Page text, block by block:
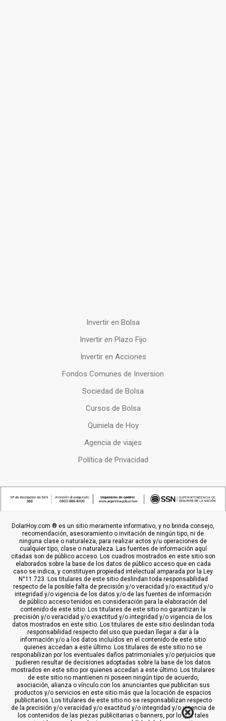
Invertir en Bolsa
Invertir en Plazo Fijo
Invertir en Acciones
Fondos Comunes de Inversion
Sociedad de Bolsa
Cursos de Bolsa
Quiniela de Hoy
Agencia de viajes
Política de Privacidad
DolarHoy.com ® es un sitio meramente informativo, y no brinda consejo,
recomendación, asesoramiento o invitación de ningún tipo, ni de
ninguna clase o naturaleza, para realizar actos y/u operaciones de
cualquier tipo, clase o naturaleza. Las fuentes de información aquí
citadas son de público acceso. Los cuadros mostrados en este sitio son
elaborados sobre la base de los datos de público acceso que en cada
caso se indica, y constituyen propiedad intelectual amparada por la Ley
N°11.723. Los titulares de este sitio deslindan toda responsabilidad
respecto de la posible falta de precisión y/o veracidad y/o exactitud y/o
integridad y/o vigencia de los datos y/o de las fuentes de información
de público acceso tenidos en consideración para la elaboración del
contenido de este sitio. Los titulares de este sitio no garantizan la
precisión y/o veracidad y/o exactitud y/o integridad y/o vigencia de los
datos mostrados en este sitio. Los titulares de este sitio deslindan toda
responsabilidad respecto del uso que puedan llegar a dar a la
información y/o a los datos incluídos en el contenido de este sitio
quienes accedan a este último. Los titulares de este sitio no se
responabilizan por los eventuales daños patrimoniales y/o perjuicios que
pudieren resultar de decisiones adoptadas sobre la base de los datos
mostrados en este sitio por quienes accedan a este último. Los titulares
de este sitio no mantienen ni poseen ningún tipo de acuerdo,
asociación, alianza o vínculo con los anunciantes que publicitan sus
productos y/o servicios en este sitio más que la locación de espacios
publicitarios. Los titulares de este sitio no se responsabilizan respecto
de la precisión y/o veracidad y/o exactitud y/o integridad y/o vigencia de
los contenidos de las piezas publicitarias o banners, por lo que tales